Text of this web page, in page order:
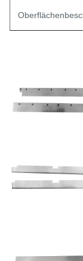
Toleranz